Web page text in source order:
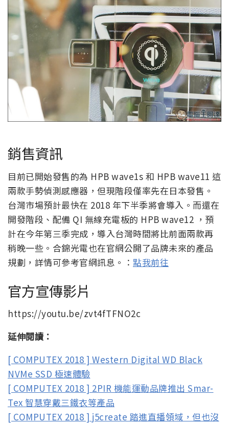
銷售資訊
目前已開始發售的為 HPB wave1s 和 HPB wave11 這
兩款手勢偵測感應器，但現階段僅率先在日本發售。
台灣市場預計最快在 2018 年下半季將會導入。而還在
開發階段、配備 QI 無線充電板的 HPB wave12 ，預
計在今年第三季完成，導入台灣時間將比前面兩款再
稍晚一些。合錦光電也在官網公開了品牌未來的產品
規劃，詳情可參考官網訊息。： 點我前往
官方宣傳影片
https://youtu.be/zvt4fTFNO2c
延伸閱讀：
[ COMPUTEX 2018 ] Western Digital WD Black
NVMe SSD 極速體驗
[ COMPUTEX 2018 ] 2PIR 機能運動品牌推出 Smar-
Tex 智慧穿戴三鐵衣等產品
[ COMPUTEX 2018 ] j5create 踏進直播領域，但也沒